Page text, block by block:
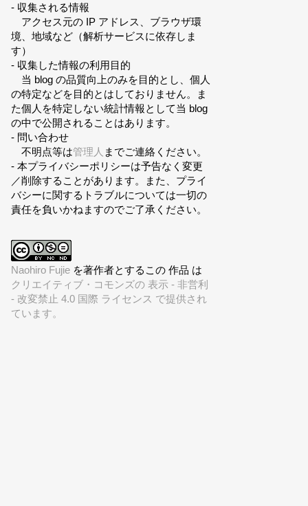
- 収集される情報
アクセス元の IP アドレス、ブラウザ環
境、地域など（解析サービスに依存しま
す）
- 収集した情報の利用目的
当 blog の品質向上のみを目的とし、個人
の特定などを目的とはしておりません。ま
た個人を特定しない統計情報として当 blog
の中で公開されることはあります。
- 問い合わせ
不明点等は管理人 までご連絡ください。
- 本プライバシーポリシーは予告なく変更
／削除することがあります。また、プライ
バシーに関するトラブルについては一切の
責任を負いかねますのでご了承ください。
Naohiro Fujie を著作者とするこの 作品 は
クリエイティブ・コモンズの 表示 - 非営利
- 改変禁止 4.0 国際 ライセンス で提供され
ています。